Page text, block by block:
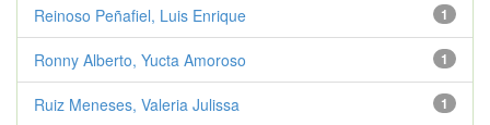
1
Reinoso Peñafiel, Luis Enrique
1
Ronny Alberto, Yucta Amoroso
1
Ruiz Meneses, Valeria Julissa